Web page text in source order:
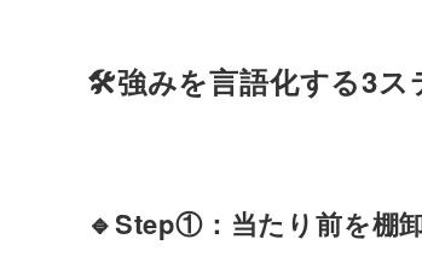
🛠️強みを言語化する3ス
🔹Step①：当たり前を棚